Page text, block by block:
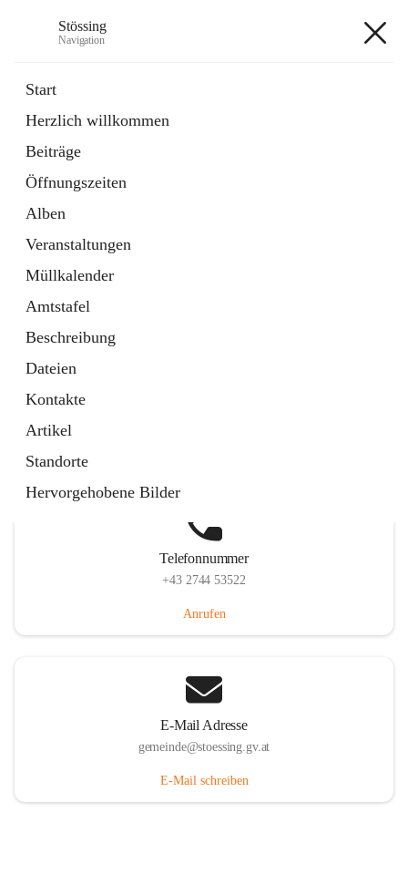
Stössing
Navigation
Start
Herzlich willkommen
Beiträge
Öffnungszeiten
Alben
Veranstaltungen
Müllkalender
Amtstafel
Beschreibung
Dateien
Kontakte
Artikel
Standorte
Hervorgehobene Bilder
Datei
in
Tab
Kindergarten
öffnet
in
neuem
Tab
Telefonnummer
+43 2744 53522
Anrufen
E-Mail Adresse
gemeinde@stoessing.gv.at
E-Mail schreiben